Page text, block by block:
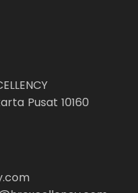
Pusat 10160